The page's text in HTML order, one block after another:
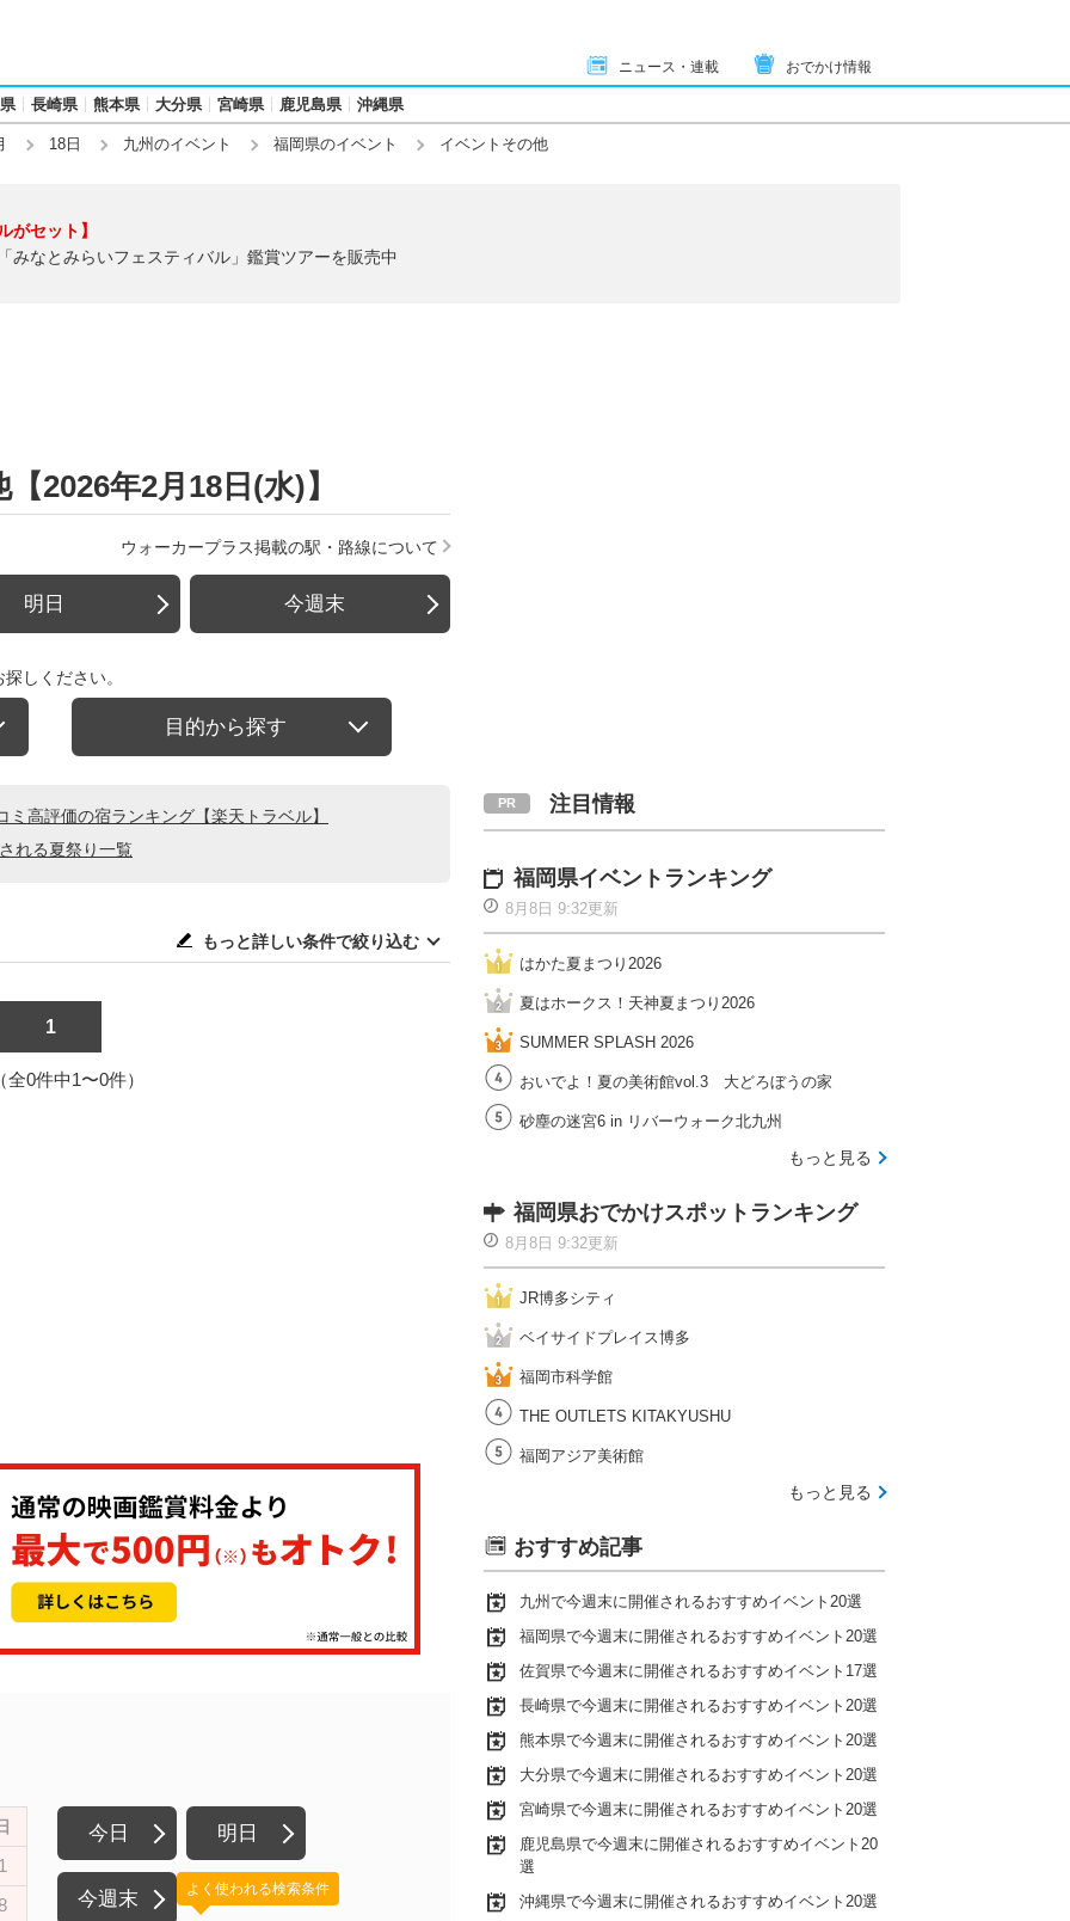
ニュース・連載 おでかけ情報
長崎県 熊本県 大分県 宮崎県 鹿児島県 沖縄県
18日 九州のイベント 福岡県のイベント イベントその他
がセット】
みなとみらいフェスティバル」鑑賞ツアーを販売中
2026年2月18日(水)】
ウォーカープラス掲載の駅・路線について
明日 今週末
しください。
目的から探す
高評価の宿ランキング【楽天トラベル】
れる夏祭り一覧
もっと詳しい条件で絞り込む
1
全0件中1〜0件）
今日 明日
今週末 よく使われる検索条件
注目情報
福岡県イベントランキング
8月8日 9:32更新
はかた夏まつり2026
夏はホークス！天神夏まつり2026
SUMMER SPLASH 2026
おいでよ！夏の美術館vol.3 大どろぼうの家
砂塵の迷宮6 in リバーウォーク北九州
もっと見る
福岡県おでかけスポットランキング
8月8日 9:32更新
JR博多シティ
ベイサイドプレイス博多
福岡市科学館
THE OUTLETS KITAKYUSHU
福岡アジア美術館
もっと見る
おすすめ記事
九州で今週末に開催されるおすすめイベント20選
福岡県で今週末に開催されるおすすめイベント20選
佐賀県で今週末に開催されるおすすめイベント17選
長崎県で今週末に開催されるおすすめイベント20選
熊本県で今週末に開催されるおすすめイベント20選
大分県で今週末に開催されるおすすめイベント20選
宮崎県で今週末に開催されるおすすめイベント20選
鹿児島県で今週末に開催されるおすすめイベント20
選
沖縄県で今週末に開催されるおすすめイベント20選